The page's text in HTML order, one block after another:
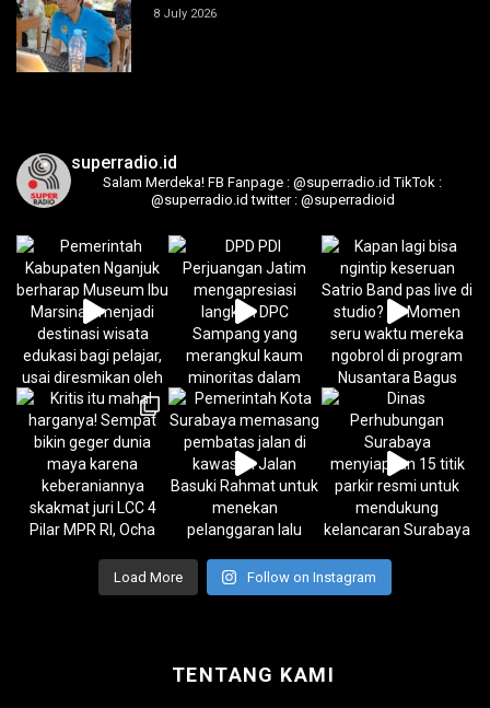
8 July 2026
superradio.id
Salam Merdeka! FB Fanpage : @superradio.id TikTok :
@superradio.id twitter : @superradioid
Load More Follow on Instagram
TENTANG KAMI